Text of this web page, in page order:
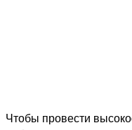
Чтобы провести